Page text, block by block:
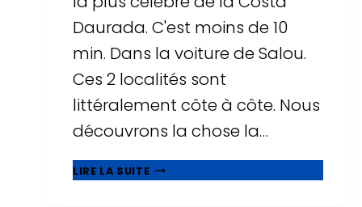
Daurada. C'est moins de 10
min. Dans la voiture de Salou.
Ces 2 localités sont
littéralement côte à côte. Nous
découvrons la chose la…
LIRE LA SUITE🥇
QUE